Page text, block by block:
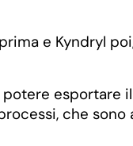
e Kyndryl
che